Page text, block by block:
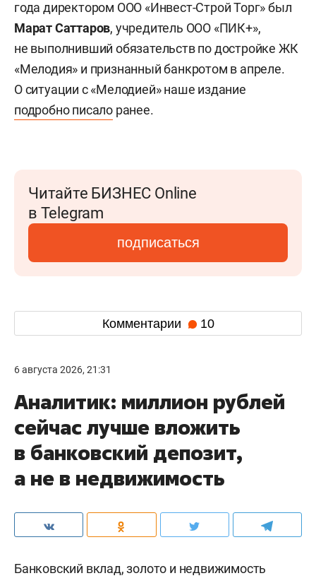
года директором ООО «Инвест-Строй Торг» был
Марат Саттаров, учредитель ООО «ПИК+»,
не выполнивший обязательств по достройке ЖК
«Мелодия» и признанный банкротом в апреле.
О ситуации с «Мелодией» наше издание
подробно писало ранее.
Читайте БИЗНЕС Online
в Telegram
подписаться
Комментарии 10
6 августа 2026, 21:31
Аналитик: миллион рублей
сейчас лучше вложить
в банковский депозит,
а не в недвижимость
Банковский вклад, золото и недвижимость